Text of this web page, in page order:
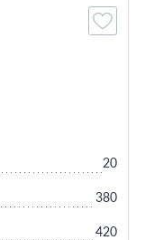
20
380
420